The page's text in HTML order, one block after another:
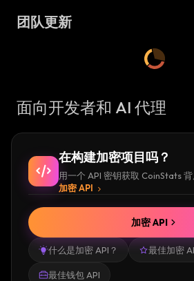
团队更新
面向开发者和 AI 代理
在构建加密项目吗？
用一个 API 密钥获取 CoinStats 背
加密 API
什么是加密 API？ 最佳加密
最佳钱包 API
加密 API